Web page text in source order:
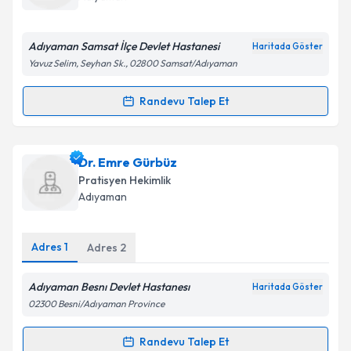
Kişisel verilerimin işlenmesine ilişkin
Metni'ni okudum ve kişisel verilerimin belirtilen
Takvim Talebini Gönder
Adıyaman Samsat İlçe Devlet Hastanesi Haritada Göster
Yavuz Selim, Seyhan Sk., 02800 Samsat/Adıyaman
Randevu Talep Et
Randevu Takvimi Talebi
Dr. Şuayb Erdil için randevu takvimi talebi oluşturun.
Size bu uzmandan randevu almanız için bir takvim
hazırlandığında e-posta ile bilgilendireceğiz.
Kişisel verilerimin işlenmesine ilişkin
kapsamda işlenmesini kabul ediyorum.
Dr. Emre Gürbüz
Pratisyen Hekimlik
Adıyaman
Adres 1 Adres 2
Adıyaman Besnı Devlet Hastanesı Haritada Göster
02300 Besni/Adıyaman Province
Randevu Talep Et